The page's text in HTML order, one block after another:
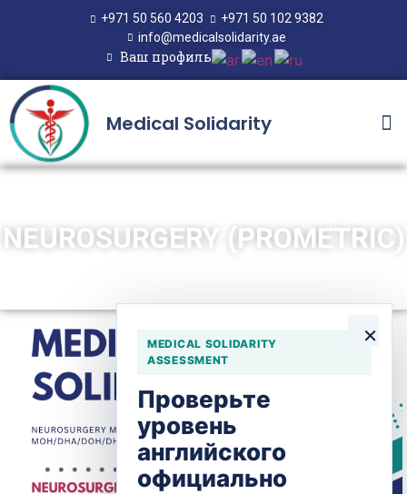
+971 50 560 4203
+971 50 102 9382
info@medicalsolidarity.ae
Ваш профиль
Medical Solidarity
×
MEDICAL SOLIDARITY
ASSESSMENT
Проверьте
уровень
английского
официально
NEUROSURGERY (PROMETRIC)